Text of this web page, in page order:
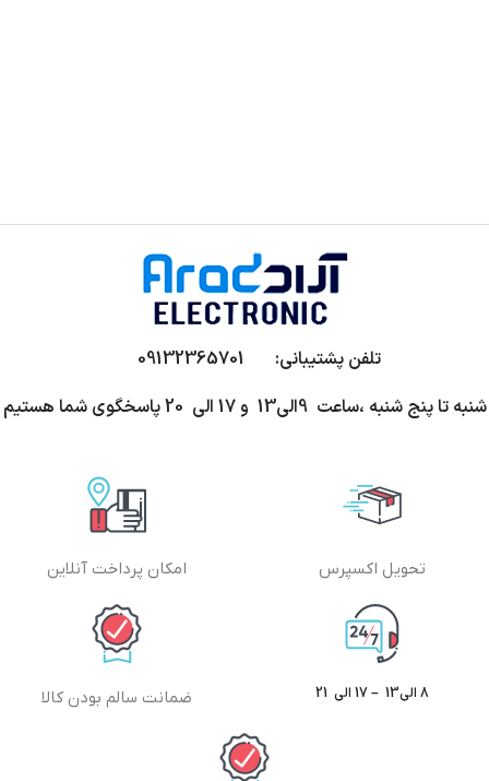
تلفن پشتیبانی: 09132365701
شنبه تا پنج شنبه ،ساعت 9الی13 و 17 الی 20 پاسخگوی شما هستیم
تحویل اکسپرس امکان پرداخت آنلاین
8 الی13 – 17 الی 21 ضمانت سالم بودن کالا